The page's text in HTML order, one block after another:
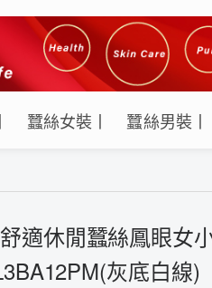
蠶絲女裝丨 蠶絲男裝丨
適休閒蠶絲鳳眼女
灰底白線)